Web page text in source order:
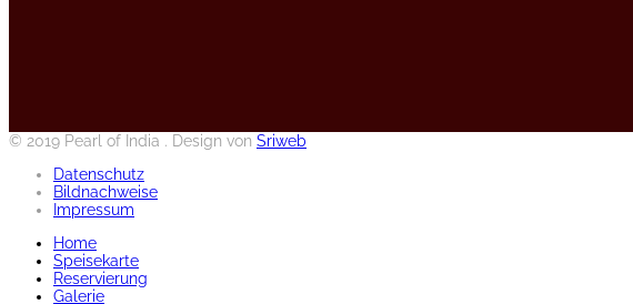
© 2019 Pearl of India . Design von Sriweb
Datenschutz
Bildnachweise
Impressum
Home
Speisekarte
Reservierung
Galerie